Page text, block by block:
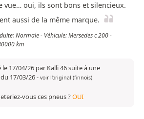
vue… oui, ils sont bons et silencieux.
aussi de la même marque.
Normale - Véhicule: Mersedes c 200 -
km
17/04/26 par Källi 46 suite à une
17/03/26- voir l'original (finnois)
vous ces pneus ?OUI